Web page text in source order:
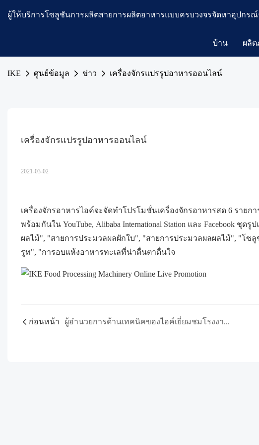
ผู้ให้บริการโซลูชันการผลิตสายการผลิตอาหารแบบครบวงจรจัดหาอุปกร
บ้าน ผลิ
IKE ศูนย์ข้อมูล ข่าว เครื่องจักรแปรรูปอาหารออนไลน์
เครื่องจักรแปรรูปอาหารออนไลน์
2021-03-02
เครื่องจักรอาหารไอค์จะจัดทำโปรโมชั่นเครื่องจักรอาหารสด 6 ราย
พร้อมกันใน YouTube, Alibaba International Station และ Facebook
ผลไม้", "สายการประมวลผลผักใบ", "สายการประมวลผลผลไม้", "โ
รูท", "การอบแห้งอาหารทะเลที่น่าตื่นตาตื่นใจ
ก่อนหน้า ผู้อำนวยการด้านเทคนิคของไอค์เยี่ยมชมโรงงานแปรรูปอาหารในตะวันออกกลาง